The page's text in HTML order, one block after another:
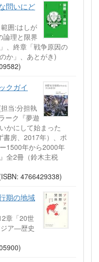
問いにど
囲:はしが
論理と限界
、終章「戦争原因の
か」、あとがき)
クガイ
当:分担執
ーク『夢遊
かにして始まった
書房、2017年）、ポ
1500年から2000年
全2冊（鈴木主税
4766429338)
期の地域
章「20世
ア―歴史